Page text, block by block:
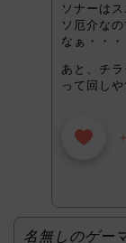
ソナーは
ソ厄介な
なぁ・・・
あと、チ
って回し
名無しのゲー